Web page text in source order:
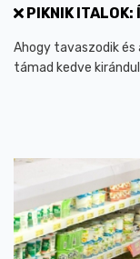
PIKNIK ITALOK:
Ahogy tavaszodik és
támad kedve